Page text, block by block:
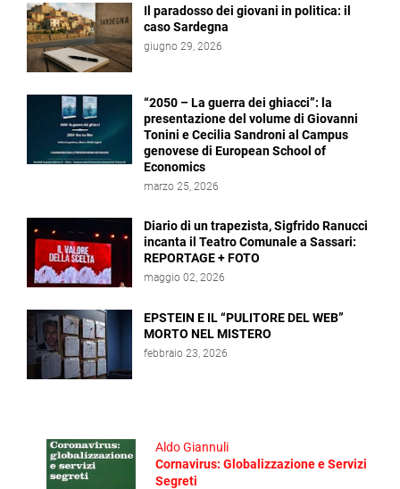
Il paradosso dei giovani in politica: il
caso Sardegna
giugno 29, 2026
“2050 – La guerra dei ghiacci”: la
presentazione del volume di Giovanni
Tonini e Cecilia Sandroni al Campus
genovese di European School of
Economics
marzo 25, 2026
Diario di un trapezista, Sigfrido Ranucci
incanta il Teatro Comunale a Sassari:
REPORTAGE + FOTO
maggio 02, 2026
EPSTEIN E IL “PULITORE DEL WEB”
MORTO NEL MISTERO
febbraio 23, 2026
Aldo Giannuli
Cornavirus: Globalizzazione e Servizi
Segreti